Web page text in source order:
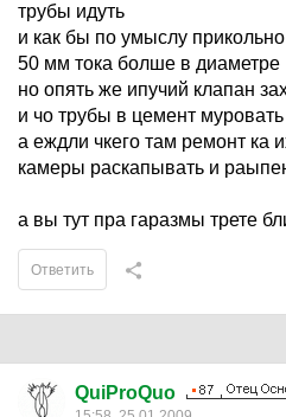
трубы идуть
и как бы по умыслу
50 мм тока болше в диаметре
но опять же ипучий клапан
и чо трубы в цемент муровать
а еждли чкего там ремонт ка
камеры раскапывать и
а вы тут пра гаразмы трете
Ответить
QuiProQuo